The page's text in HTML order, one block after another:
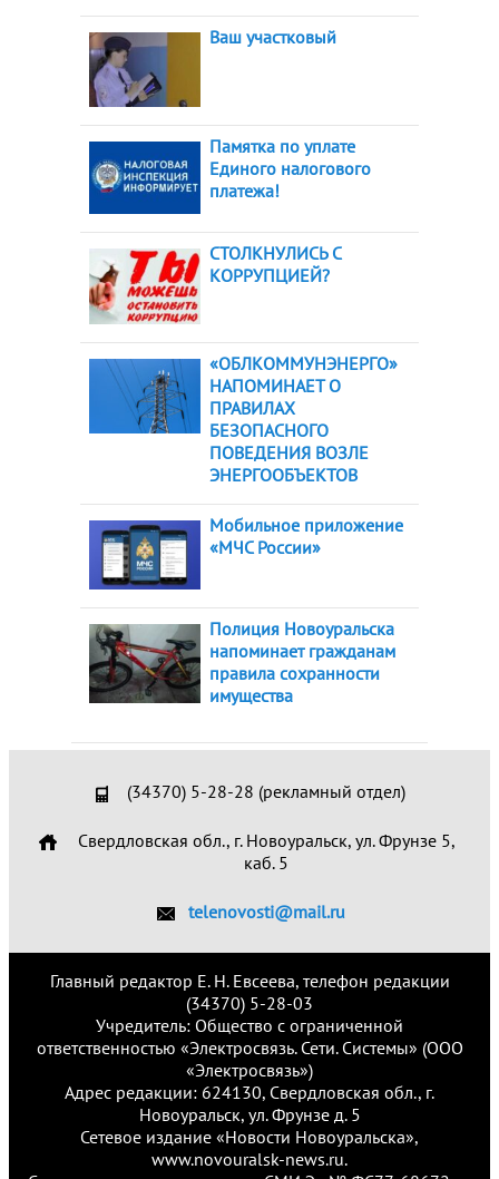
Ваш участковый
Памятка по уплате
Единого налогового
платежа!
СТОЛКНУЛИСЬ С
КОРРУПЦИЕЙ?
«ОБЛКОММУНЭНЕРГО»
НАПОМИНАЕТ О
ПРАВИЛАХ
БЕЗОПАСНОГО
ПОВЕДЕНИЯ ВОЗЛЕ
ЭНЕРГООБЪЕКТОВ
Мобильное приложение
«МЧС России»
Полиция Новоуральска
напоминает гражданам
правила сохранности
имущества
(34370) 5-28-28 (рекламный отдел)
Свердловская обл., г. Новоуральск, ул. Фрунзе 5,
каб. 5
telenovosti@mail.ru
Главный редактор Е. Н. Евсеева, телефон редакции
(34370) 5-28-03
Учредитель: Общество с ограниченной
ответственностью «Электросвязь. Сети. Системы» (ООО
«Электросвязь»)
Адрес редакции: 624130, Свердловская обл., г.
Новоуральск, ул. Фрунзе д. 5
Сетевое издание «Новости Новоуральска»,
www.novouralsk-news.ru.